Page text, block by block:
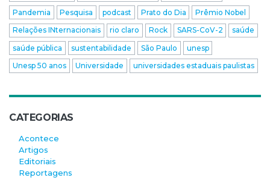
Pandemia
Pesquisa podcast Prato do Dia
Prêmio Nobel
Relações INternacionais
rio claro Rock SARS-CoV-2
saúde
saúde pública
sustentabilidade São Paulo
unesp
Unesp 50 anos
Universidade universidades estaduais paulistas
CATEGORIAS
Acontece
Artigos
Editoriais
Reportagens